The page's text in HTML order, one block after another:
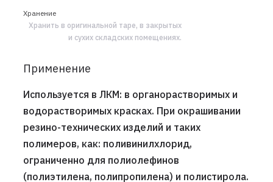
Хранение
Хранить в оригинальной таре, в закрытых
и сухих складских помещениях.
Применение
Используется в ЛКМ: в органорастворимых и
водорастворимых красках. При окрашивании
резино-технических изделий и таких
полимеров, как: поливинилхлорид,
ограниченно для полиолефинов
(полиэтилена, полипропилена) и полистирола.